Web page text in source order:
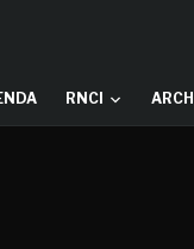
RNCI